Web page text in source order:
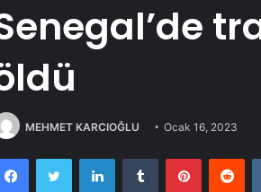
MEHMET KARCIOĞLU Ocak 16, 2023
FacebookTwitter LinkedInTumblr Pinterest